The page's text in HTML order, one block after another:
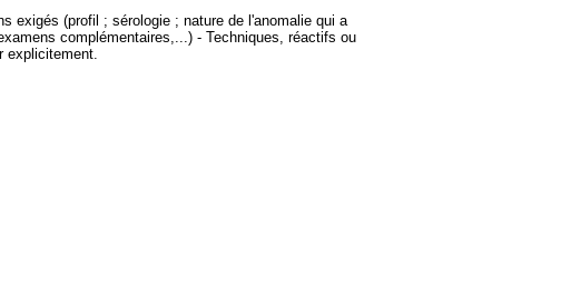
exigés (profil ; sérologie ; nature de l'anomalie qui a
complémentaires,...) - Techniques, réactifs ou
explicitement.